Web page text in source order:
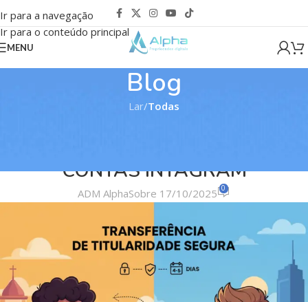
Ir para a navegação
Ir para o conteúdo principal
MENU
Blog
Lar/Todas
CONTAS INTAGRAM
ADM AlphaSobre 17/10/2025 0